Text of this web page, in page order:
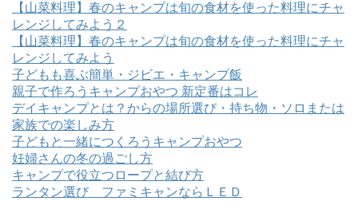
【山菜料理】春のキャンプは旬の食材を使った料理にチャ
レンジしてみよう２
【山菜料理】春のキャンプは旬の食材を使った料理にチャ
レンジしてみよう
子どもも喜ぶ簡単・ジビエ・キャンプ飯
親子で作ろうキャンプおやつ 新定番はコレ
デイキャンプとは？からの場所選び・持ち物・ソロまたは
家族での楽しみ方
子どもと一緒につくろうキャンプおやつ
妊婦さんの冬の過ごし方
キャンプで役立つロープと結び方
ランタン選び ファミキャンならＬＥＤ